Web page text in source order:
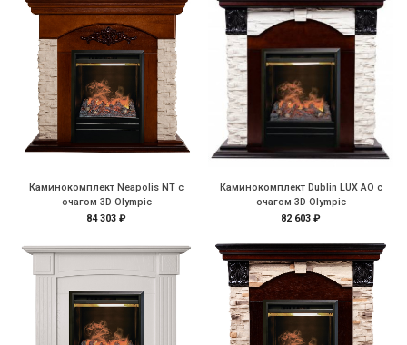
Каминокомплект Neapolis NT с
очагом 3D Olympic
84 303 ₽
Каминокомплект Dublin LUX AO с
очагом 3D Olympic
82 603 ₽